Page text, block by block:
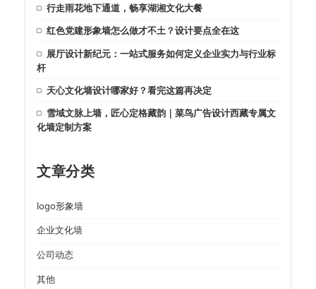
行走雨花地下通道，畅享湖湘文化大餐
红色党建形象墙怎么做才不土？设计要点全在这
展厅设计新纪元：一站式服务如何定义企业实力与行业标
杆
天心文化墙设计哪家好？看完这篇再决定
雪域文脉上墙，匠心定格藏韵｜菜鸟广告设计西藏专属文
化墙定制方案
文章分类
logo形象墙
企业文化墙
公司动态
其他